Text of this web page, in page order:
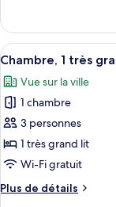
grands
lits,
vue
ville
(Masters)
le
type
de
Chambre,
2
lits,
vue
ville
(Masters)
Afficher
toutes
les
photos
pour
ce
type
chambre :
2
Chambre, 1 très
Vue sur la ville
1 chambre
3 personnes
1 très grand lit
Wi-Fi gratuit
Plus de détails
Plus